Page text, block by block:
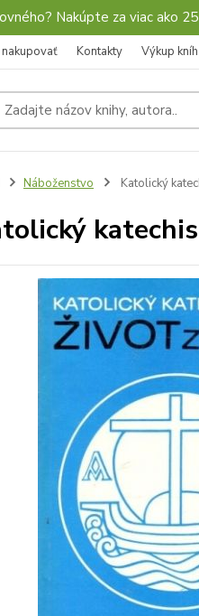
Nakúpte za viac ako
Kontakty Výkup kníh
Náboženstvo Katolický